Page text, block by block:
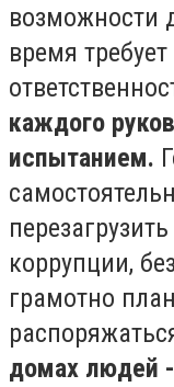
возможности
время
каждого
испытанием.
коррупции,
грамотно
домах людей